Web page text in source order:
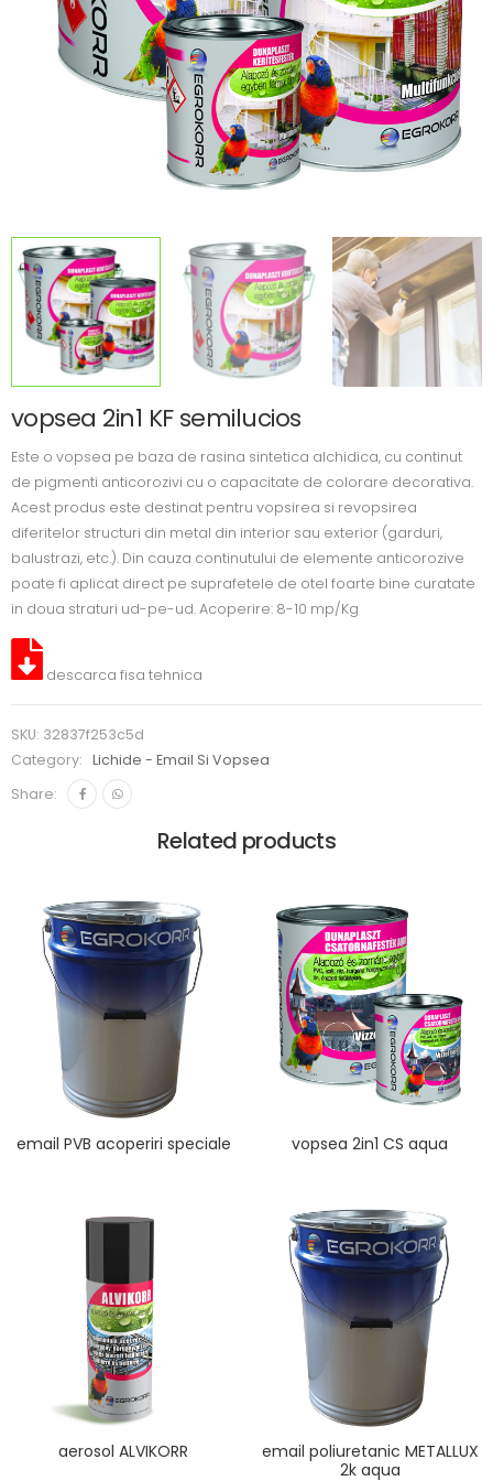
vopsea 2in1 KF semilucios
Este o vopsea pe baza de rasina sintetica alchidica, cu continut
de pigmenti anticorozivi cu o capacitate de colorare decorativa.
Acest produs este destinat pentru vopsirea si revopsirea
diferitelor structuri din metal din interior sau exterior (garduri,
balustrazi, etc.). Din cauza continutului de elemente anticorozive
poate fi aplicat direct pe suprafetele de otel foarte bine curatate
in doua straturi ud-pe-ud. Acoperire: 8-10 mp/Kg
descarca fisa tehnica
SKU: 32837f253c5d
Category:
Lichide - Email Si Vopsea
Share:
Related products
email PVB acoperiri speciale vopsea 2in1 CS aqua
aerosol ALVIKORR
email poliuretanic METALLUX
2k aqua